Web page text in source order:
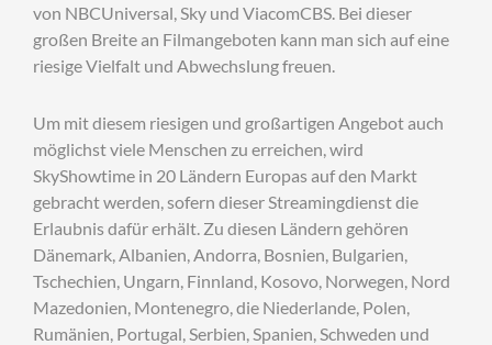
von NBCUniversal, Sky und ViacomCBS. Bei dieser
großen Breite an Filmangeboten kann man sich auf eine
riesige Vielfalt und Abwechslung freuen.
Um mit diesem riesigen und großartigen Angebot auch
möglichst viele Menschen zu erreichen, wird
SkyShowtime in 20 Ländern Europas auf den Markt
gebracht werden, sofern dieser Streamingdienst die
Erlaubnis dafür erhält. Zu diesen Ländern gehören
Dänemark, Albanien, Andorra, Bosnien, Bulgarien,
Tschechien, Ungarn, Finnland, Kosovo, Norwegen, Nord
Mazedonien, Montenegro, die Niederlande, Polen,
Rumänien, Portugal, Serbien, Spanien, Schweden und